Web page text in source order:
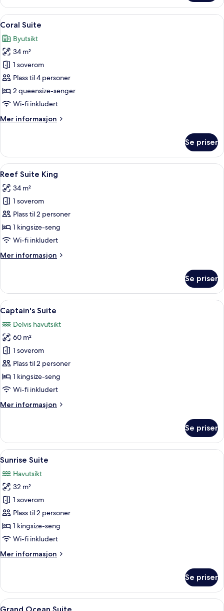
Suite
King
Åpne
alle
bildene
av
Coral
Suite
Sengetøy av topp kvalitet, safe på
10
Coral Suite
Byutsikt
34 m²
1 soverom
Plass til 4 personer
2 queensize-senger
Wi-fi inkludert
Mer informasjon
Mer
Suite
Se priser
Åpne
alle
bildene
av
Reef
Suite
King
Sengetøy av topp kvalitet, safe på
15
Reef Suite King
34 m²
1 soverom
Plass til 2 personer
1 kingsize-seng
Wi-fi inkludert
Mer informasjon
Mer
Suite
King
Se priser
Åpne
alle
bildene
av
Captain's
Suite
Captain's Suite | Sengetøy av topp
7
Captain's Suite
Delvis havutsikt
60 m²
1 soverom
Plass til 2 personer
1 kingsize-seng
Wi-fi inkludert
Mer informasjon
Mer
Suite
Se priser
Åpne
alle
bildene
av
Sunrise
Suite
Sunrise Suite | Sengetøy av topp
13
Sunrise Suite
Havutsikt
32 m²
1 soverom
Plass til 2 personer
1 kingsize-seng
Wi-fi inkludert
Mer informasjon
Mer
Suite
Se priser
Åpne
Grand Ocean Suite | Sengetøy av
12